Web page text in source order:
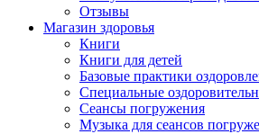
Отзывы
Магазин здоровья
Книги
Книги для детей
Базовые практики
Специальные
Сеансы погружения
Музыка для сеансов